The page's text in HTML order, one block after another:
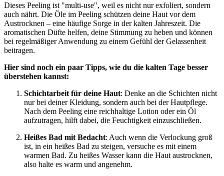
Dieses Peeling ist "multi-use", weil es nicht nur exfoliert, sondern
auch nährt. Die Öle im Peeling schützen deine Haut vor dem
Austrocknen – eine häufige Sorge in der kalten Jahreszeit. Die
aromatischen Düfte helfen, deine Stimmung zu heben und können
bei regelmäßiger Anwendung zu einem Gefühl der Gelassenheit
beitragen.
Hier sind noch ein paar Tipps, wie du die kalten Tage besser
überstehen kannst:
Schichtarbeit für deine Haut: Denke an die Schichten nicht
nur bei deiner Kleidung, sondern auch bei der Hautpflege.
Nach dem Peeling eine reichhaltige Lotion oder ein Öl
aufzutragen, hilft dabei, die Feuchtigkeit einzuschließen.
Heißes Bad mit Bedacht: Auch wenn die Verlockung groß
ist, in ein heißes Bad zu steigen, versuche es mit einem
warmen Bad. Zu heißes Wasser kann die Haut austrocknen,
also halte es warm und angenehm.